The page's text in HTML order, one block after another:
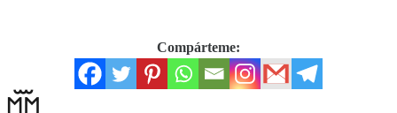
Compárteme: